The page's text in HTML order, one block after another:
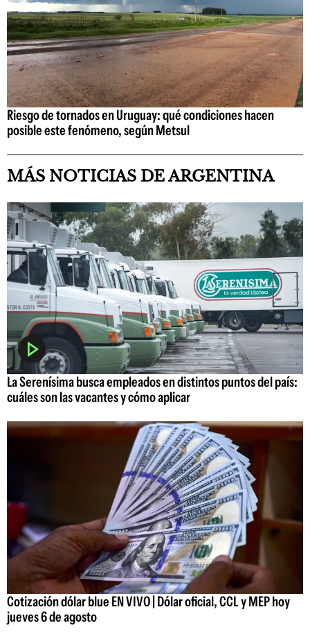
Riesgo de tornados en Uruguay: qué condiciones hacen
posible este fenómeno, según Metsul
MÁS NOTICIAS DE ARGENTINA
La Serenísima busca empleados en distintos puntos del país:
cuáles son las vacantes y cómo aplicar
Cotización dólar blue EN VIVO | Dólar oficial, CCL y MEP hoy
jueves 6 de agosto